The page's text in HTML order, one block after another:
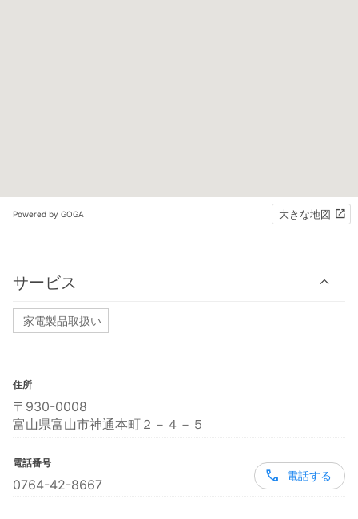
Powered by GOGA 大きな地図
サービス
家電製品取扱い
住所
〒930-0008
富山県富山市神通本町２－４－５
電話番号
0764-42-8667
電話する